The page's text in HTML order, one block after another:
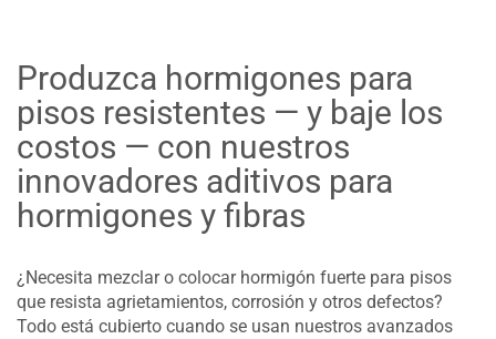
Produzca hormigones para
pisos resistentes — y baje los
costos — con nuestros
innovadores aditivos para
hormigones y fibras
¿Necesita mezclar o colocar hormigón fuerte para pisos
que resista agrietamientos, corrosión y otros defectos?
Todo está cubierto cuando se usan nuestros avanzados